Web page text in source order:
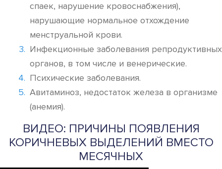
спаек, нарушение кровоснабжения),
нарушающие нормальное отхождение
менструальной крови.
Инфекционные заболевания репродуктивных
органов, в том числе и венерические.
Психические заболевания.
Авитаминоз, недостаток железа в организме
(анемия).
ВИДЕО: ПРИЧИНЫ ПОЯВЛЕНИЯ
КОРИЧНЕВЫХ ВЫДЕЛЕНИЙ ВМЕСТО
МЕСЯЧНЫХ